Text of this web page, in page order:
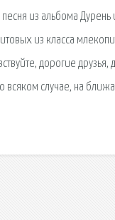
из альбома Дурень
из класса
дорогие друзья,
всяком случае, на